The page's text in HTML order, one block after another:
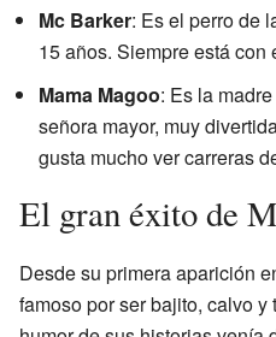
Mc Barker: Es el perro de
15 años. Siempre está con
Mama Magoo: Es la
señora mayor, muy
gusta mucho ver carreras
El gran éxito de
Desde su primera aparición
famoso por ser bajito, calvo